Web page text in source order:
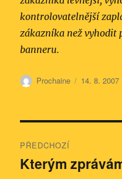
kontrolovatelnější
zákazníka než vyhodit
banneru.
Autor:
Prochaine 14. 8. 2007
pro
PŘEDCHOZÍ
Předchozí
Kterým